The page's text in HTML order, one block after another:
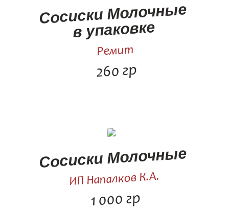
Сосиски Молочные
в упаковке
Ремит
260 гр
Сосиски Молочные
ИП Напалков К.А.
1 000 гр